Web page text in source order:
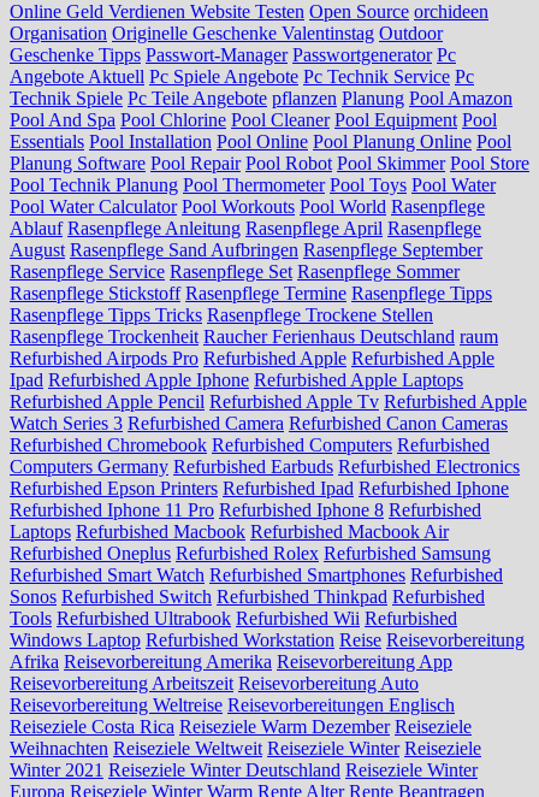
Online Geld Verdienen Website Testen Open Source orchideen
Organisation Originelle Geschenke Valentinstag Outdoor
Geschenke Tipps Passwort-Manager Passwortgenerator Pc
Angebote Aktuell Pc Spiele Angebote Pc Technik Service Pc
Technik Spiele Pc Teile Angebote pflanzen Planung Pool Amazon
Pool And Spa Pool Chlorine Pool Cleaner Pool Equipment Pool
Essentials Pool Installation Pool Online Pool Planung Online Pool
Planung Software Pool Repair Pool Robot Pool Skimmer Pool Store
Pool Technik Planung Pool Thermometer Pool Toys Pool Water
Pool Water Calculator Pool Workouts Pool World Rasenpflege
Ablauf Rasenpflege Anleitung Rasenpflege April Rasenpflege
August Rasenpflege Sand Aufbringen Rasenpflege September
Rasenpflege Service Rasenpflege Set Rasenpflege Sommer
Rasenpflege Stickstoff Rasenpflege Termine Rasenpflege Tipps
Rasenpflege Tipps Tricks Rasenpflege Trockene Stellen
Rasenpflege Trockenheit Raucher Ferienhaus Deutschland raum
Refurbished Airpods Pro Refurbished Apple Refurbished Apple
Ipad Refurbished Apple Iphone Refurbished Apple Laptops
Refurbished Apple Pencil Refurbished Apple Tv Refurbished Apple
Watch Series 3 Refurbished Camera Refurbished Canon Cameras
Refurbished Chromebook Refurbished Computers Refurbished
Computers Germany Refurbished Earbuds Refurbished Electronics
Refurbished Epson Printers Refurbished Ipad Refurbished Iphone
Refurbished Iphone 11 Pro Refurbished Iphone 8 Refurbished
Laptops Refurbished Macbook Refurbished Macbook Air
Refurbished Oneplus Refurbished Rolex Refurbished Samsung
Refurbished Smart Watch Refurbished Smartphones Refurbished
Sonos Refurbished Switch Refurbished Thinkpad Refurbished
Tools Refurbished Ultrabook Refurbished Wii Refurbished
Windows Laptop Refurbished Workstation Reise Reisevorbereitung
Afrika Reisevorbereitung Amerika Reisevorbereitung App
Reisevorbereitung Arbeitszeit Reisevorbereitung Auto
Reisevorbereitung Weltreise Reisevorbereitungen Englisch
Reiseziele Costa Rica Reiseziele Warm Dezember Reiseziele
Weihnachten Reiseziele Weltweit Reiseziele Winter Reiseziele
Winter 2021 Reiseziele Winter Deutschland Reiseziele Winter
Europa Reiseziele Winter Warm Rente Alter Rente Beantragen